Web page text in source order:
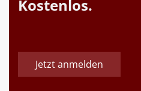
Kostenlos.
Jetzt anmelden